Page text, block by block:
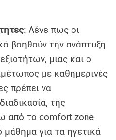
: Λένε πως οι
βοηθούν την ανάπτυξη
μιας και ο
με καθημερινές
πρέπει να
της
από το comfort zone
μάθημα για τα ηγετικά